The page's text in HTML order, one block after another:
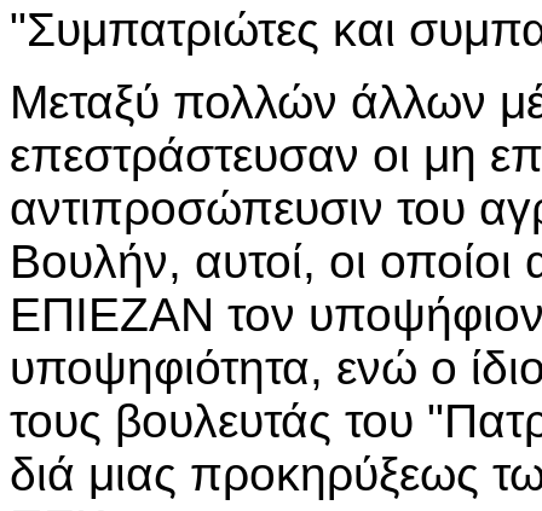
"Συμπατριώτες και
Μεταξύ πολλών άλλων
επεστράστευσαν οι μη
αντιπροσώπευσιν του
Βουλήν, αυτοί, οι
ΕΠΙΕΖΑΝ τον
υποψηφιότητα, ενώ ο
τους βουλευτάς του
διά μιας προκηρύξεως